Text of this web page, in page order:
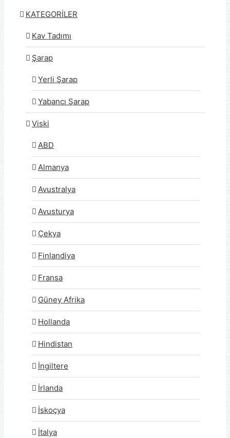
KATEGORİLER
Kav Tadımı
Şarap
Yerli Şarap
Yabancı Şarap
Viski
ABD
Almanya
Avustralya
Avusturya
Çekya
Finlandiya
Fransa
Güney Afrika
Hollanda
Hindistan
İngiltere
İrlanda
İskoçya
İtalya